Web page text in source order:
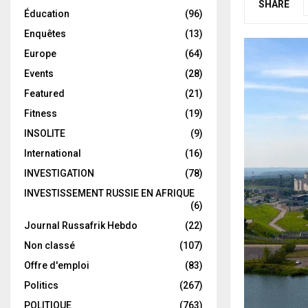
SHARE
Éducation
(96)
Enquêtes
(13)
Europe
(64)
Events
(28)
Featured
(21)
Fitness
(19)
INSOLITE
(9)
International
(16)
INVESTIGATION
(78)
INVESTISSEMENT RUSSIE EN AFRIQUE
(6)
Journal Russafrik Hebdo
(22)
Non classé
(107)
Offre d'emploi
(83)
Politics
(267)
POLITIQUE
(763)